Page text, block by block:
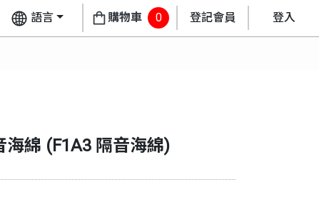
語言 購物車 0 登記會員 登入
海綿 (F1A3 隔音海綿)